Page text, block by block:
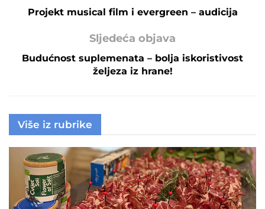
Projekt musical film i evergreen – audicija
Sljedeća objava
Budućnost suplemenata – bolja iskoristivost
željeza iz hrane!
Više iz rubrike